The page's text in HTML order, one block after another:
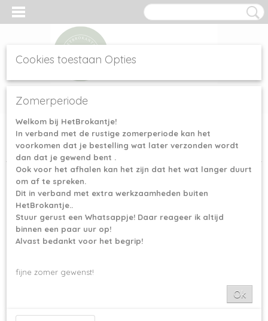
Home> Haak- & Breinaalden>KnitPro Symfonie (verwisselbaar
rondbrei)>KnitPro Symfonie verwisselbare breipunten - 12 mm
Cookies toestaan Opties
Zomerperiode
Welkom bij HetBrokantje!
In verband met de rustige zomerperiode kan het
voorkomen dat je bestelling wat later verzonden wordt
dan dat je gewend bent .
Ook voor het afhalen kan het zijn dat het wat langer duurt
om af te spreken.
Dit in verband met extra werkzaamheden buiten
HetBrokantje..
Stuur gerust een Whatsappje! Daar reageer ik altijd
binnen een paar uur op!
Alvast bedankt voor het begrip!
fijne zomer gewenst!
Ok